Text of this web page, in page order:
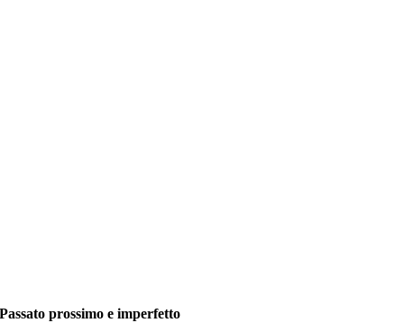
Passato prossimo e imperfetto